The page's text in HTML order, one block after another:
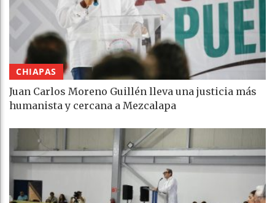
CHIAPAS
Juan Carlos Moreno Guillén lleva una justicia más
humanista y cercana a Mezcalapa